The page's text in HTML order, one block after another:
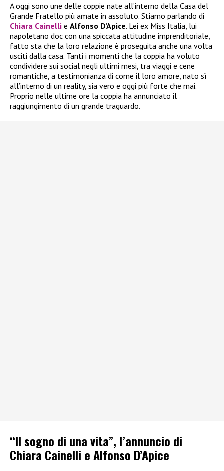
A oggi sono une delle coppie nate all’interno della Casa del
Grande Fratello più amate in assoluto. Stiamo parlando di
Chiara Cainelli e Alfonso D’Apice. Lei ex Miss Italia, lui
napoletano doc con una spiccata attitudine imprenditoriale,
fatto sta che la loro relazione è proseguita anche una volta
usciti dalla casa. Tanti i momenti che la coppia ha voluto
condividere sui social negli ultimi mesi, tra viaggi e cene
romantiche, a testimonianza di come il loro amore, nato sì
all’interno di un reality, sia vero e oggi più forte che mai.
Proprio nelle ultime ore la coppia ha annunciato il
raggiungimento di un grande traguardo.
“Il sogno di una vita”, l’annuncio di
Chiara Cainelli e Alfonso D’Apice